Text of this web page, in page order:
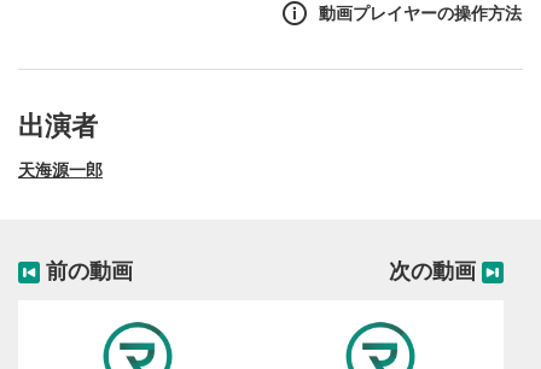
動画プレイヤーの操作方法
出演者
天海源一郎
前の動画 次の動画